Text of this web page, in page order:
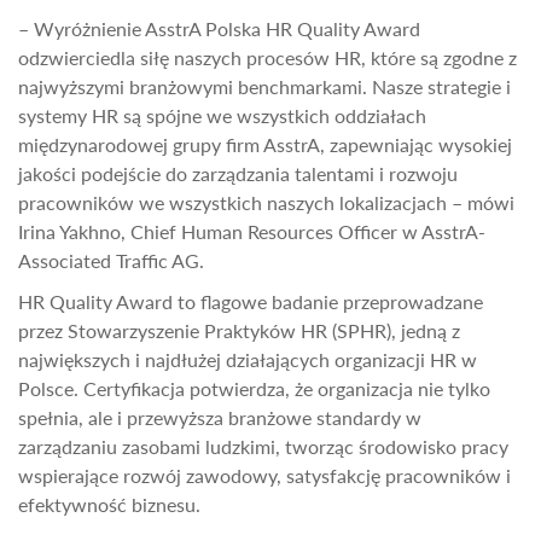
– Wyróżnienie AsstrA Polska HR Quality Award
odzwierciedla siłę naszych procesów HR, które są zgodne z
najwyższymi branżowymi benchmarkami. Nasze strategie i
systemy HR są spójne we wszystkich oddziałach
międzynarodowej grupy firm AsstrA, zapewniając wysokiej
jakości podejście do zarządzania talentami i rozwoju
pracowników we wszystkich naszych lokalizacjach – mówi
Irina Yakhno, Chief Human Resources Officer w AsstrA-
Associated Traffic AG.
HR Quality Award to flagowe badanie przeprowadzane
przez Stowarzyszenie Praktyków HR (SPHR), jedną z
największych i najdłużej działających organizacji HR w
Polsce. Certyfikacja potwierdza, że organizacja nie tylko
spełnia, ale i przewyższa branżowe standardy w
zarządzaniu zasobami ludzkimi, tworząc środowisko pracy
wspierające rozwój zawodowy, satysfakcję pracowników i
efektywność biznesu.